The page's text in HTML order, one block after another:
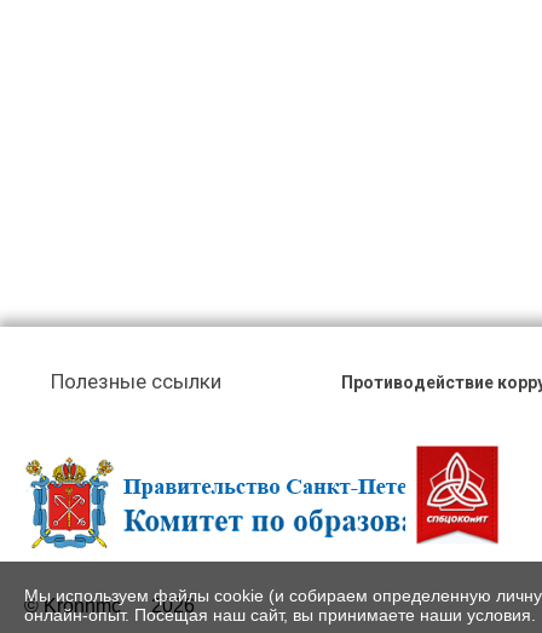
Полезные ссылки Противодействие
© Kronnmc 2026
Мы используем файлы cookie (и собираем определенную
онлайн-опыт. Посещая наш сайт, вы принимаете наши условия.